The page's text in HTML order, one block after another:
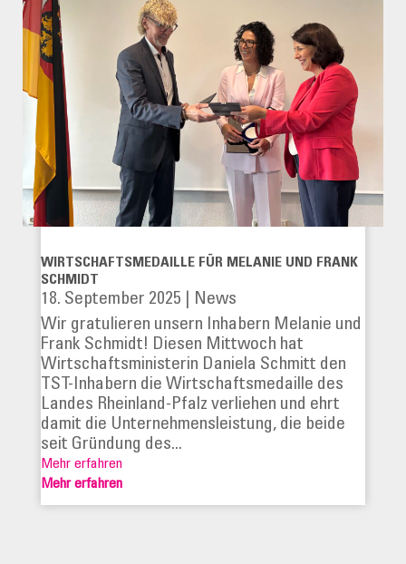
WIRTSCHAFTSMEDAILLE FÜR MELANIE UND FRANK
SCHMIDT
18. September 2025
News
Wir gratulieren unsern Inhabern Melanie und
Frank Schmidt! Diesen Mittwoch hat
Wirtschaftsministerin Daniela Schmitt den
TST-Inhabern die Wirtschaftsmedaille des
Landes Rheinland-Pfalz verliehen und ehrt
damit die Unternehmensleistung, die beide
seit Gründung des...
Mehr erfahren
Mehr erfahren